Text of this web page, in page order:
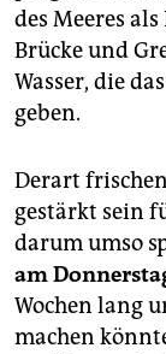
des Meeres
Brücke und
Wasser, die
geben.
Derart
gestärkt sein
darum umso
am
Wochen lang
machen